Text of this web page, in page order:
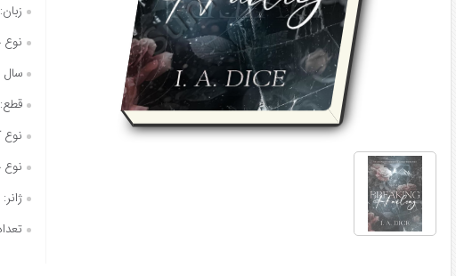
زبان:
نوع
سال
قطع:
نوع
ژانر: